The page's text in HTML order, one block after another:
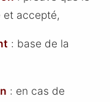
et accepté,
: base de la
: en cas de